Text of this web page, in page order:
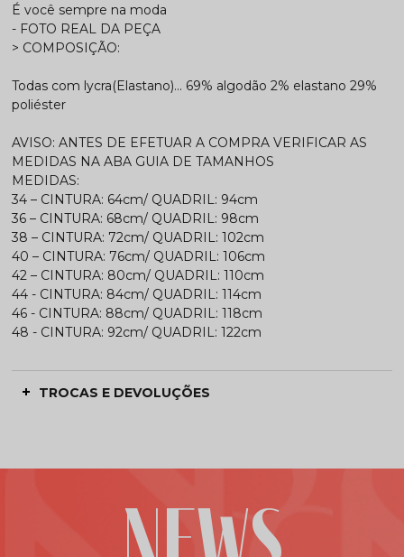
É você sempre na moda
- FOTO REAL DA PEÇA
> COMPOSIÇÃO:
Todas com lycra(Elastano)... 69% algodão 2% elastano 29%
poliéster
AVISO: ANTES DE EFETUAR A COMPRA VERIFICAR AS
MEDIDAS NA ABA GUIA DE TAMANHOS
MEDIDAS:
34 – CINTURA: 64cm/ QUADRIL: 94cm
36 – CINTURA: 68cm/ QUADRIL: 98cm
38 – CINTURA: 72cm/ QUADRIL: 102cm
40 – CINTURA: 76cm/ QUADRIL: 106cm
42 – CINTURA: 80cm/ QUADRIL: 110cm
44 - CINTURA: 84cm/ QUADRIL: 114cm
46 - CINTURA: 88cm/ QUADRIL: 118cm
48 - CINTURA: 92cm/ QUADRIL: 122cm
TROCAS E DEVOLUÇÕES